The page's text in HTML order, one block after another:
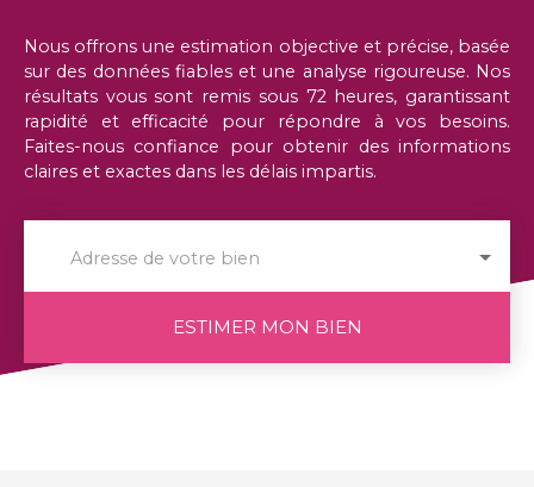
Nous offrons une estimation objective et précise, basée
sur des données fiables et une analyse rigoureuse. Nos
résultats vous sont remis sous 72 heures, garantissant
rapidité et efficacité pour répondre à vos besoins.
Faites-nous confiance pour obtenir des informations
claires et exactes dans les délais impartis.
Adresse de votre bien
ESTIMER MON BIEN